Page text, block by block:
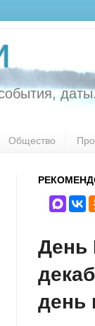
Общество
День
день